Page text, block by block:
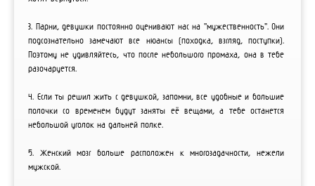
3. Парни, девушки постоянно оценивают нас на "мужественность". Они
подсознательно замечают все нюансы (походка, взгляд, поступки).
Поэтому не удивляйтесь, что после небольшого промаха, она в тебе
разочаруется.
4. Если ты решил жить с девушкой, запомни, все удобные и большие
полочки со временем будут заняты её вещами, а тебе останется
небольшой уголок на дальней полке.
5. Женский мозг больше расположен к многозадачности, нежели
мужской.